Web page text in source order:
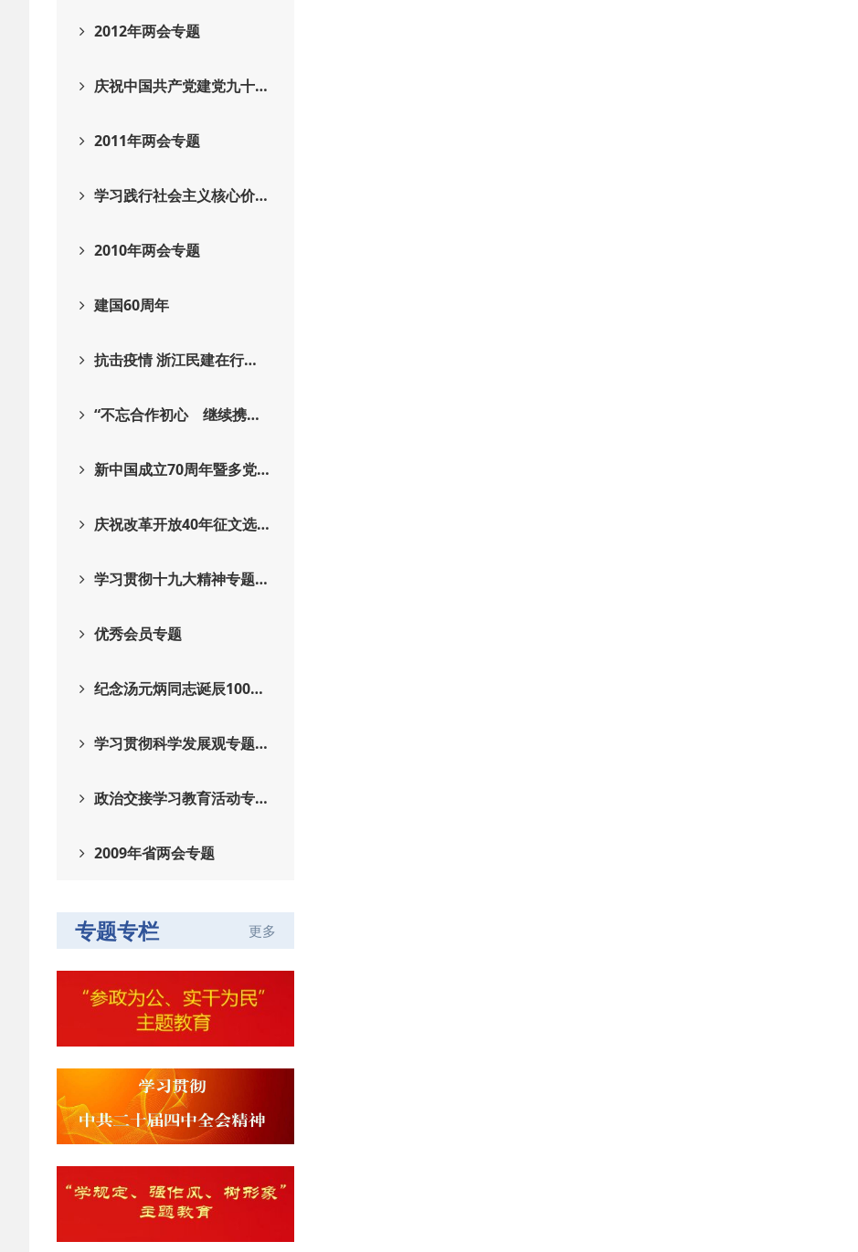
2012年两会专题
庆祝中国共产党建党九十…
2011年两会专题
学习践行社会主义核心价…
2010年两会专题
建国60周年
抗击疫情 浙江民建在行…
“不忘合作初心 继续携…
新中国成立70周年暨多党…
庆祝改革开放40年征文选…
学习贯彻十九大精神专题…
优秀会员专题
纪念汤元炳同志诞辰100…
学习贯彻科学发展观专题…
政治交接学习教育活动专…
2009年省两会专题
专题专栏 更多